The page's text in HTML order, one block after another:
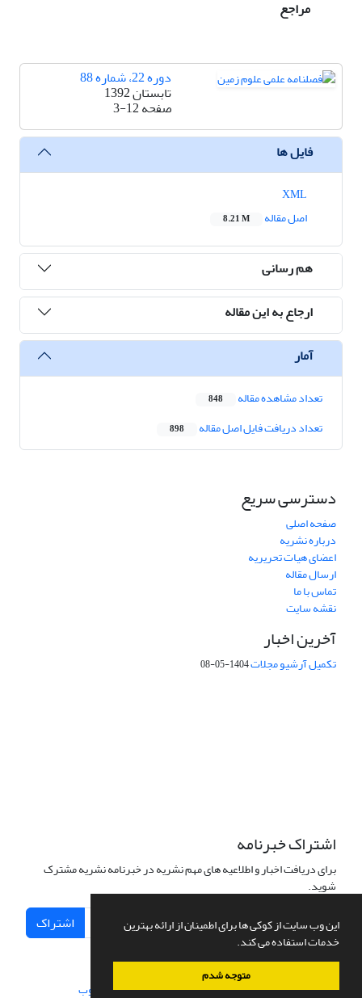
این وب سایت از کوکی ها برای اطمینان از ارائه بهترین
خدمات استفاده می کند.
متوجه شدم
مراجع
دوره 22، شماره 88
تابستان 1392
صفحه3-12
فایل ها
اصل مقاله
8.21 M
هم رسانی
ارجاع به این مقاله
آمار
تعداد مشاهده مقاله 848
تعداد دریافت فایل اصل مقاله 898
دسترسی سریع
صفحه اصلی
درباره نشریه
اعضای هیات تحریریه
ارسال مقاله
تماس با ما
نقشه سایت
آخرین اخبار
تکمیل آرشیو مجلات1404-05-08
اشتراک خبرنامه
برای دریافت اخبار و اطلاعیه های مهم نشریه در خبرنامه نشریه مشترک
شوید.
اشتراک
سامانه مدیریت نشریات علمی.طراحی و پیاده سازی از سیناوب